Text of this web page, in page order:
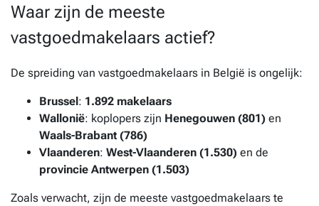
Waar zijn de meeste
vastgoedmakelaars actief?
De spreiding van vastgoedmakelaars in België is ongelijk:
Brussel : 1.892 makelaars
Wallonië: koplopers zijn Henegouwen (801) en
Waals-Brabant (786)
Vlaanderen: West-Vlaanderen (1.530) en de
provincie Antwerpen (1.503)
Zoals verwacht, zijn de meeste vastgoedmakelaars te